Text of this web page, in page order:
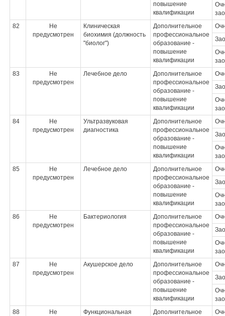
повышение
квалификации
82
Не
предусмотрен
Клиническая
биохимия (должность
"биолог")
Дополнительное
профессиональное
образование -
повышение
квалификации
83
Не
предусмотрен
Лечебное дело
Дополнительное
профессиональное
образование -
повышение
квалификации
84
Не
предусмотрен
Ультразвуковая
диагностика
Дополнительное
профессиональное
образование -
повышение
квалификации
85
Не
предусмотрен
Лечебное дело
Дополнительное
профессиональное
образование -
повышение
квалификации
86
Не
предусмотрен
Бактериология
Дополнительное
профессиональное
образование -
повышение
квалификации
87
Не
предусмотрен
Акушерское дело
Дополнительное
профессиональное
образование -
повышение
квалификации
88
Не
Функциональная
Дополнительное